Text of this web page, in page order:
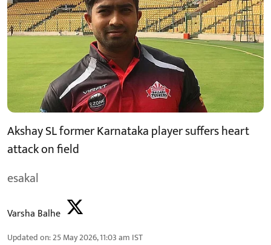
Akshay SL former Karnataka player suffers heart
attack on field
esakal
Varsha Balhe
Updated on:25 May 2026, 11:03 am IST